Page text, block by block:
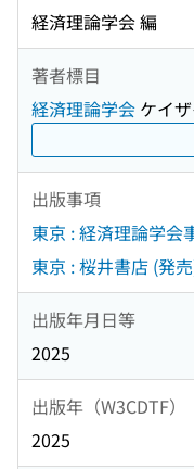
経済理論学会 編
著者標目
経済理論学会 ケイ
出版事項
東京 : 経済理論学会
東京 : 桜井書店 (発
出版年月日等
2025
出版年（W3CDTF）
2025